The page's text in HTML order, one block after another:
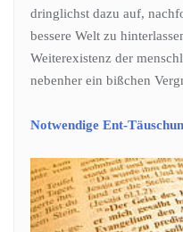
dringlichst dazu auf,
bessere Welt zu
Weiterexistenz der
nebenher ein bißchen
Notwendige Ent-